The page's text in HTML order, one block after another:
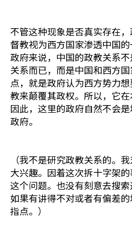
不管这种现象是否真实存在
督教视为西方国家渗透中国
政府来说，中国的政教关系
关系而已，而是中国和西方
点，就是政府认为西方势力
教来颠覆其政权。所以，它在
因此，这里的政府自然不会
政府。
（我不是研究政教关系的。
大兴趣。因着这次拆十字架
这个问题。也没有刻意去搜
如果有讲得不对或者有偏差
指点。）